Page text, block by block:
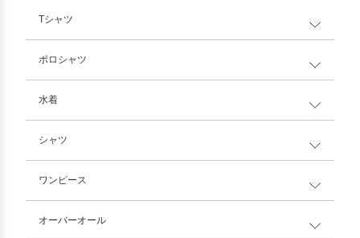
Tシャツ
ポロシャツ
水着
シャツ
ワンピース
オーバーオール